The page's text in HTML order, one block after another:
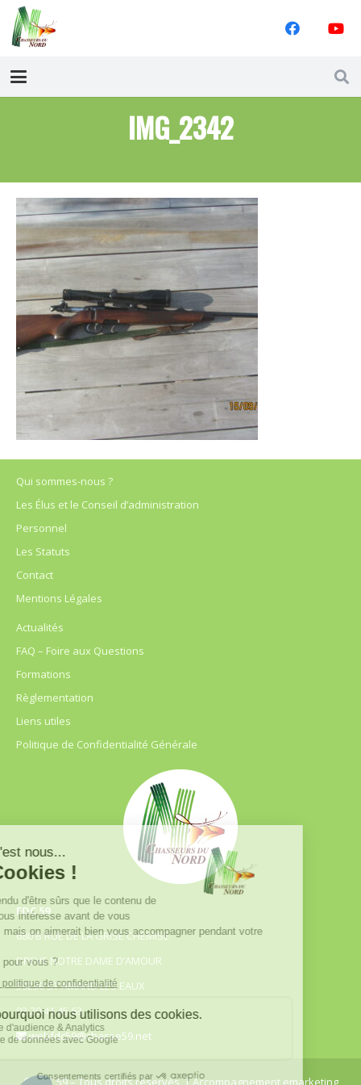
IMG_2342
Qui sommes-nous ?
Les Élus et le Conseil d’administration
Personnel
Les Statuts
Contact
Mentions Légales
Actualités
FAQ – Foire aux Questions
Formations
Règlementation
Liens utiles
Politique de Confidentialité Générale
FDC 59
680 B RUE DE LA GRISE CHEMISE
DREVE NOTRE DAME D’AMOUR
59230 ST AMAND LES EAUX
03.20.41.45.63
webfdc59@chasse59.net
© FDC 59 – Tous droits réservés| Accompagnement emarketing